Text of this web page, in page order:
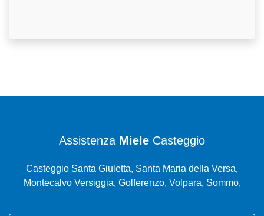
Assistenza Miele Casteggio
Casteggio Santa Giuletta, Santa Maria della Versa,
Montecalvo Versiggia, Golferenzo, Volpara, Sommo,